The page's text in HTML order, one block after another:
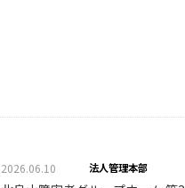
2026.06.10 法人管理本部